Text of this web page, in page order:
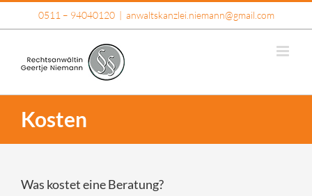
0511 – 94040120 | anwaltskanzlei.niemann@gmail.com
Kosten
Was kostet eine Beratung?